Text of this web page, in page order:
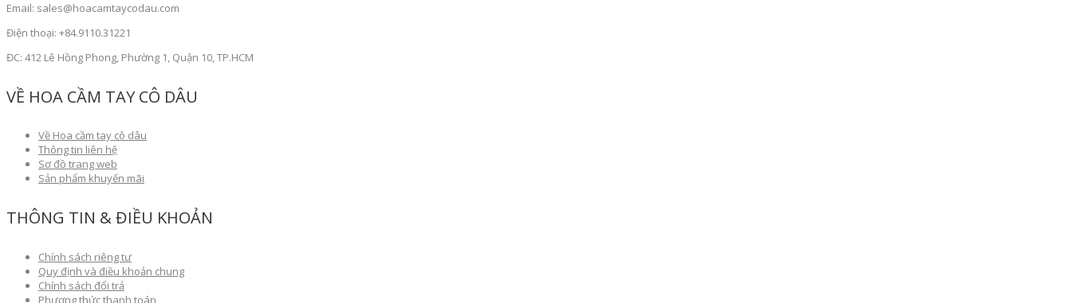
Email: sales@hoacamtaycodau.com
Điện thoại: +84.9110.31221
ĐC: 412 Lê Hồng Phong, Phường 1, Quận 10, TP.HCM
VỀ HOA CẦM TAY CÔ DÂU
Về Hoa cầm tay cô dâu
Thông tin liên hệ
Sơ đồ trang web
Sản phẩm khuyến mãi
THÔNG TIN & ĐIỀU KHOẢN
Chính sách riêng tư
Quy định và điều khoản chung
Chính sách đổi trả
Phương thức thanh toán